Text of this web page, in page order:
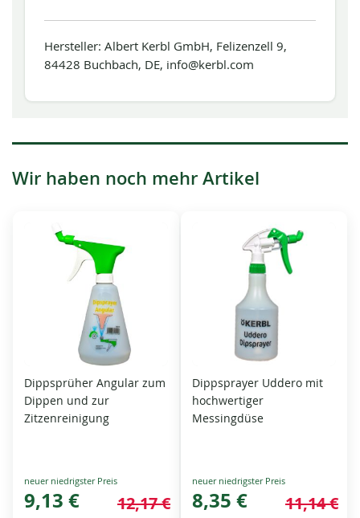
Hersteller: Albert Kerbl GmbH, Felizenzell 9,
84428 Buchbach, DE, info@kerbl.com
Wir haben noch mehr Artikel
Dippsprüher Angular zum
Dippen und zur
Zitzenreinigung
Special
Price
9,13 € 12,17 €
Dippsprayer Uddero mit
hochwertiger
Messingdüse
Special
Price
8,35 € 11,14 €